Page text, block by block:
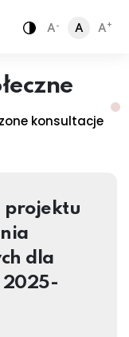
A - A A +
konsultacje
projektu
dla
2025-